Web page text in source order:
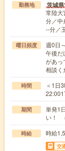
勤務地 茨城
常陸大
分／中
--分／
曜日頻度
週0日
午後だ
があっ
相談く
時間
＜1日
期間
単発1
い！
時給 時給
交